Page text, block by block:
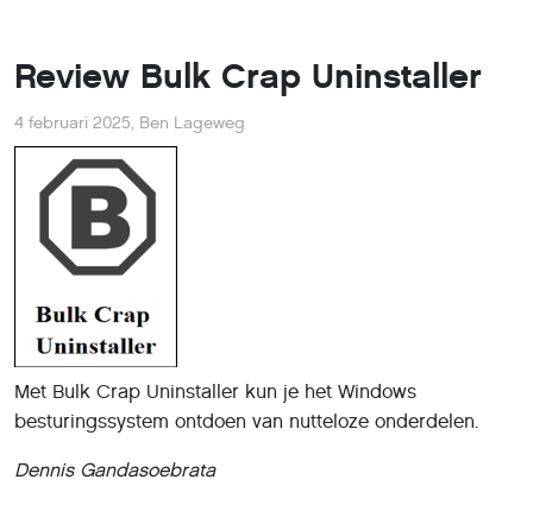
Review Bulk Crap Uninstaller
4 februari 2025, Ben Lageweg
Met Bulk Crap Uninstaller kun je het Windows
besturingssystem ontdoen van nutteloze onderdelen.
Dennis Gandasoebrata